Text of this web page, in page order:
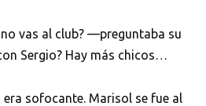
vas al club? —preguntaba su
Sergio? Hay más chicos…
sofocante. Marisol se fue al